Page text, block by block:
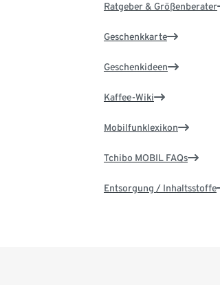
Ratgeber & Größenberater
Geschenkkarte
Geschenkideen
Kaffee-Wiki
Mobilfunklexikon
Tchibo MOBIL FAQs
Entsorgung / Inhaltsstoffe